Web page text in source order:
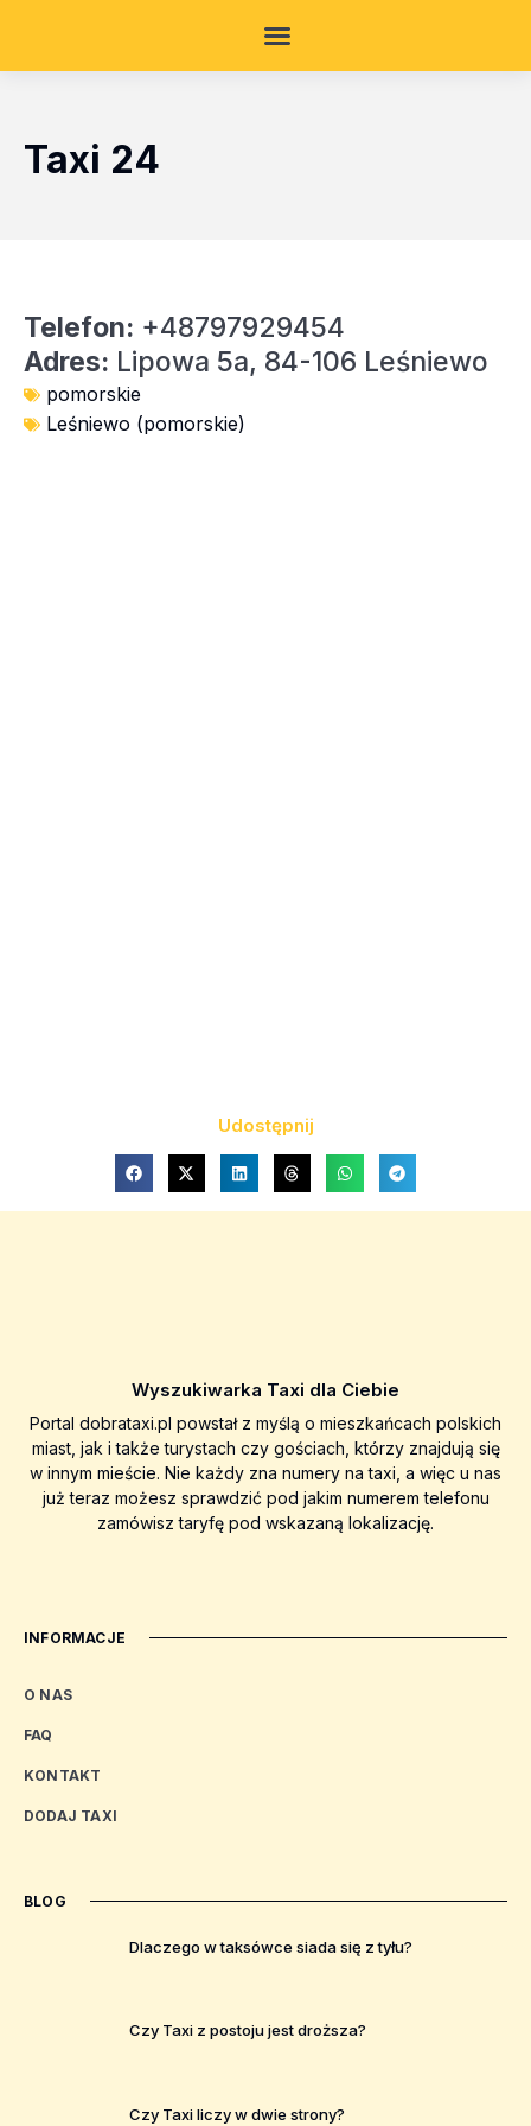
Taxi 24
Telefon: +48797929454
Adres: Lipowa 5a, 84-106 Leśniewo
pomorskie
Leśniewo (pomorskie)
Udostępnij
Wyszukiwarka Taxi dla Ciebie
Portal dobrataxi.pl powstał z myślą o mieszkańcach polskich
miast, jak i także turystach czy gościach, którzy znajdują się
w innym mieście. Nie każdy zna numery na taxi, a więc u nas
już teraz możesz sprawdzić pod jakim numerem telefonu
zamówisz taryfę pod wskazaną lokalizację.
INFORMACJE
O NAS
FAQ
KONTAKT
DODAJ TAXI
BLOG
Dlaczego w taksówce siada się z tyłu?
Czy Taxi z postoju jest droższa?
Czy Taxi liczy w dwie strony?